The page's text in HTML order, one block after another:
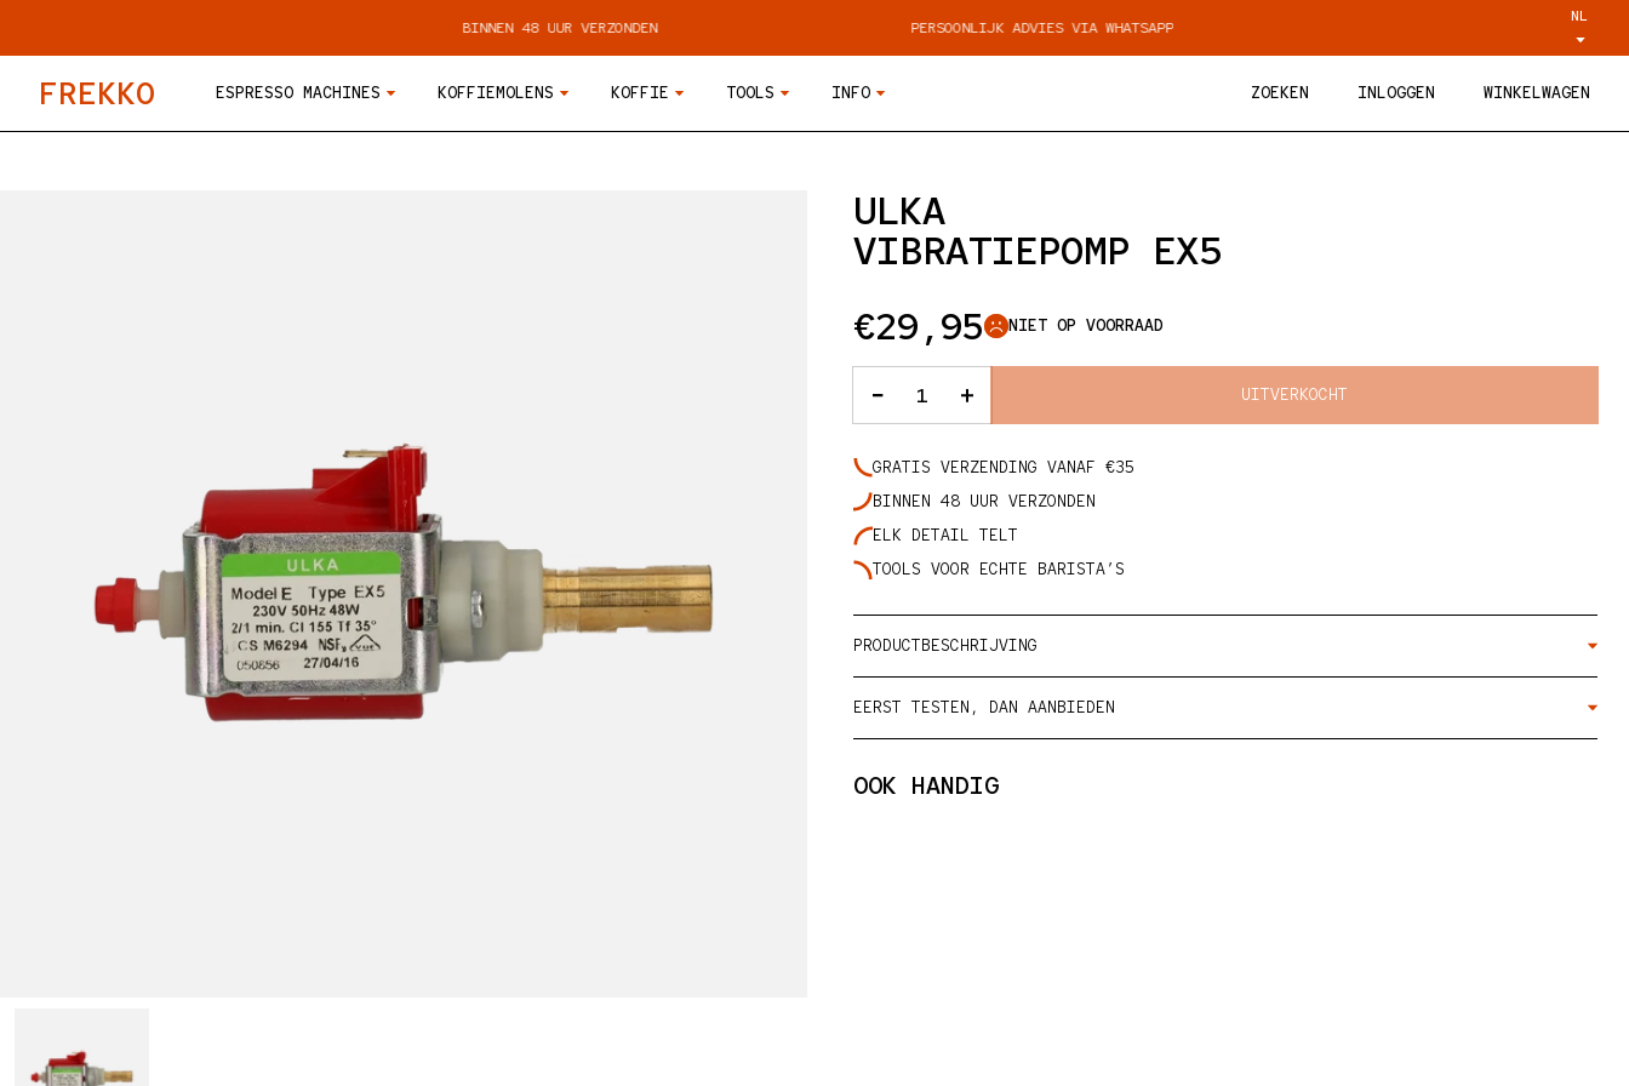
BINNEN 48 UUR VERZONDEN PERSOONLIJK ADVIES VIA WHATSAPP WEKELIJKS VERSGEBRANDE KOFFIE
NL
FREKKO ESPRESSO MACHINES KOFFIEMOLENS KOFFIE TOOLS INFO ZOEKEN INLOGGEN WINKELWAGEN
1 van media openen in galerieweergave
ULKA
VIBRATIEPOMP EX5
Normale prijs
€29,95 NIET OP VOORRAAD
Aantal verlagen voor Vibratiepomp EX5
Aantal verhogen voor Vibratiepomp EX5
UITVERKOCHT
GRATIS VERZENDING VANAF €35
BINNEN 48 UUR VERZONDEN
ELK DETAIL TELT
TOOLS VOOR ECHTE BARISTA’S
PRODUCTBESCHRIJVING
EERST TESTEN, DAN AANBIEDEN
OOK HANDIG